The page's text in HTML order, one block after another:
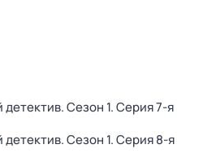
детектив. Сезон 1. Серия 7-я
детектив. Сезон 1. Серия 8-я